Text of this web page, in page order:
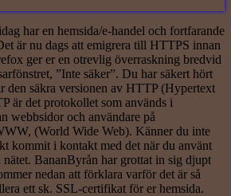
har en hemsida/e-handel och fortfarande
är nu dags att emigrera till HTTPS innan
ger er en otrevlig överraskning bredvid
”Inte säker”. Du har säkert hört
den säkra versionen av HTTP (Hypertext
är det protokollet som används i
webbsidor och användare på
(World Wide Web). Känner du inte
kommit i kontakt med det när du använt
BananByrån har grottat in sig djupt
nedan att förklara varför det är så
ett sk. SSL-certifikat för er hemsida.